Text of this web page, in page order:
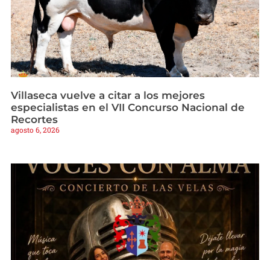
Villaseca vuelve a citar a los mejores
especialistas en el VII Concurso Nacional de
Recortes
agosto 6, 2026